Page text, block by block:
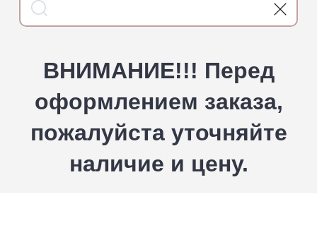
ВНИМАНИЕ!!! Перед
оформлением заказа,
пожалуйста уточняйте
наличие и цену.